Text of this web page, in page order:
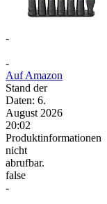
-
-
Auf Amazon
Stand der
Daten: 6.
August 2026
20:02
Produktinformationen
nicht
abrufbar.
false
-